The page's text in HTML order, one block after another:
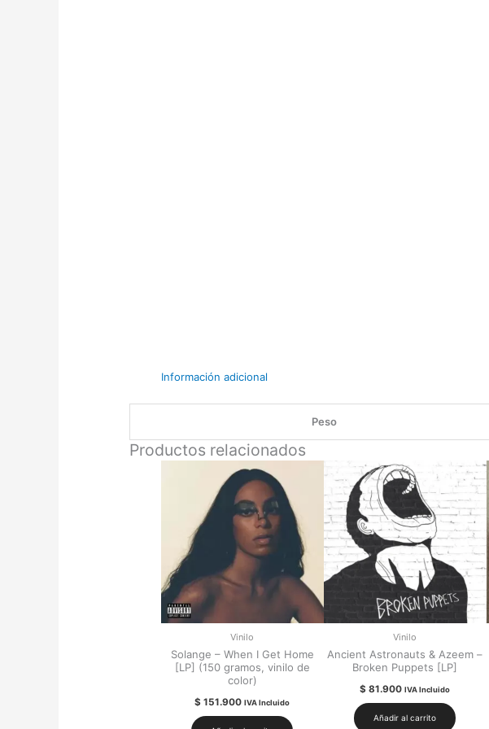
Información adicional
Peso
Productos relacionados
Vinilo
Solange – When I Get Home
[LP] (150 gramos, vinilo de
color)
$ 151.900 IVA Incluido
Vinilo
Ancient Astronauts & Azeem –
Broken Puppets [LP]
$ 81.900 IVA Incluido
Añadir al carrito